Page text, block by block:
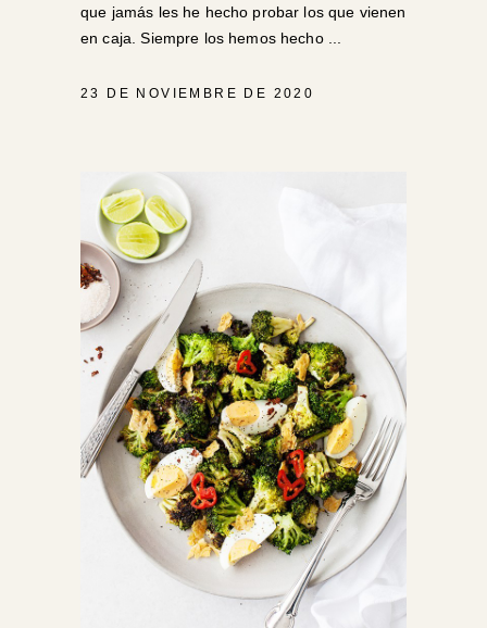
que jamás les he hecho probar los que vienen
en caja. Siempre los hemos hecho
23 DE NOVIEMBRE DE 2020